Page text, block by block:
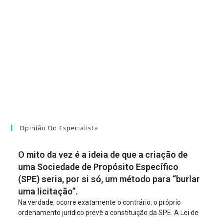
Opinião Do Especialista
O mito da vez é a ideia de que a criação de
uma Sociedade de Propósito Específico
(SPE) seria, por si só, um método para “burlar
uma licitação”.
Na verdade, ocorre exatamente o contrário: o próprio
ordenamento jurídico prevê a constituição da SPE. A Lei de